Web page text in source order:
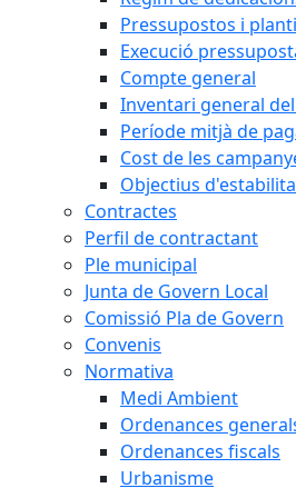
Pressupostos i
Execució
Compte general
Inventari general
Període mitjà de
Cost de les
Objectius
Contractes
Perfil de contractant
Ple municipal
Junta de Govern Local
Comissió Pla de Govern
Convenis
Normativa
Medi Ambient
Ordenances
Ordenances fiscals
Urbanisme